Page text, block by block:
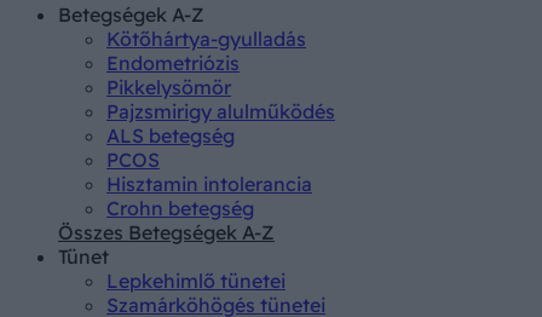
Betegségek A-Z
Kötőhártya-gyulladás
Endometriózis
Pikkelysömör
Pajzsmirigy alulműködés
ALS betegség
PCOS
Hisztamin intolerancia
Crohn betegség
Összes Betegségek A-Z
Tünet
Lepkehimlő tünetei
Szamárköhögés tünetei